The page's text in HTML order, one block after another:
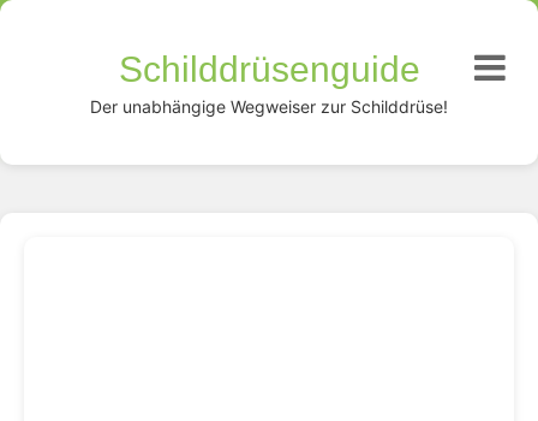
Schilddrüsenguide
Der unabhängige Wegweiser zur Schilddrüse!